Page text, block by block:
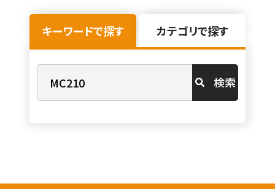
キーワードで探す カテゴリで探す
検索